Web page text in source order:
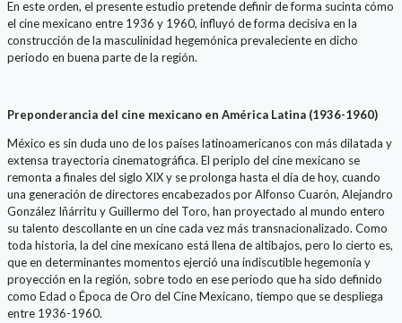
En este orden, el presente estudio pretende definir de forma sucinta cómo
el cine mexicano entre 1936 y 1960, influyó de forma decisiva en la
construcción de la masculinidad hegemónica prevaleciente en dicho
periodo en buena parte de la región.
Preponderancia del cine mexicano en América Latina (1936-1960)
México es sin duda uno de los países latinoamericanos con más dilatada y
extensa trayectoria cinematográfica. El periplo del cine mexicano se
remonta a finales del siglo XIX y se prolonga hasta el día de hoy, cuando
una generación de directores encabezados por Alfonso Cuarón, Alejandro
González Iñárritu y Guillermo del Toro, han proyectado al mundo entero
su talento descollante en un cine cada vez más transnacionalizado. Como
toda historia, la del cine mexicano está llena de altibajos, pero lo cierto es,
que en determinantes momentos ejerció una indiscutible hegemonía y
proyección en la región, sobre todo en ese periodo que ha sido definido
como Edad o Época de Oro del Cine Mexicano, tiempo que se despliega
entre 1936-1960.